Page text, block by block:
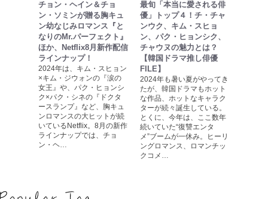
チョン・ヘイン＆チョ
ン・ソミンが贈る胸キュ
ン幼なじみロマンス『と
なりのMr.パーフェクト』
ほか、Netflix8月新作配信
ラインナップ！
2024年は、キム・スヒョン
×キム・ジウォンの『涙の
女王』や、パク・ヒョンシ
ク×パク・シネの『ドクタ
ースランプ』など、胸キュ
ンロマンスの大ヒットが続
いているNetflix。8月の新作
ラインナップでは、チョ
ン・ヘ…
最旬「本当に愛される俳
優」トップ４！チ・チャ
ンウク、キム・スヒョ
ン、パク・ヒョンシク、
チャウヌの魅力とは？
【韓国ドラマ推し俳優
FILE】
2024年も暑い夏がやってき
たが、韓国ドラマもホット
な作品、ホットなキャラク
ターが続々誕生している。
とくに、今年は、ここ数年
続いていた“復讐エンタ
メ”ブームが一休み。ヒーリ
ングロマンス、ロマンチッ
クコメ…